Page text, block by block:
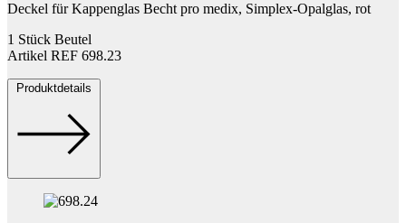
Deckel für Kappenglas Becht pro medix, Simplex-Opalglas, rot
1 Stück Beutel
Artikel REF 698.23
Produktdetails